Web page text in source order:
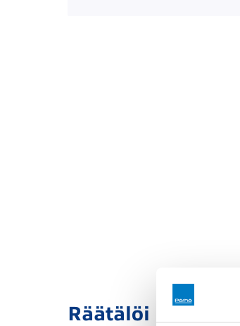
Räätälöi itsellesi